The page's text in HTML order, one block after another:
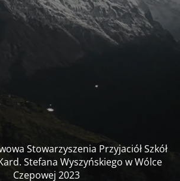
Stowarzyszenia Przyjaciół Szkół
Stefana Wyszyńskiego w Wólce
Czepowej 2023